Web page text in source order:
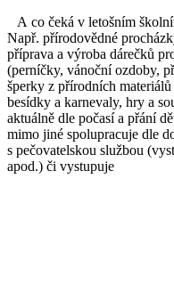
A co čeká v letošním
Např. přírodovědné
příprava a výroba dárečků
(perníčky, vánoční ozdoby,
šperky z přírodních
besídky a karnevaly, hry a
aktuálně dle počasí a přání
mimo jiné spolupracuje dle
s pečovatelskou službou
apod.) či vystupuje
Lenka